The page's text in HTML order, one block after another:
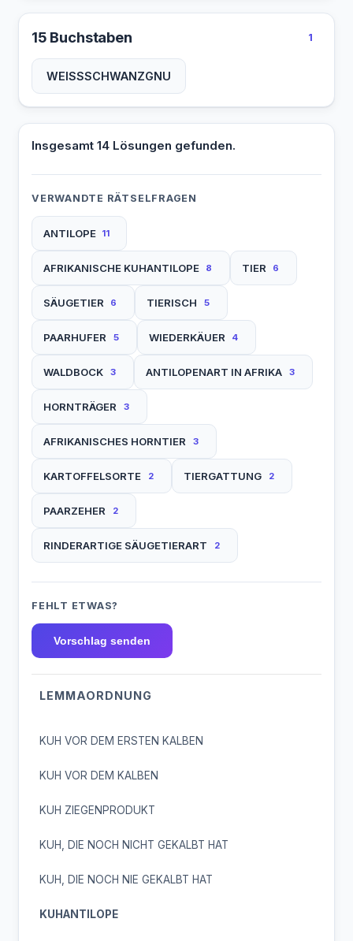
15 Buchstaben 1
WEISSSCHWANZGNU
Insgesamt 14 Lösungen gefunden.
VERWANDTE RÄTSELFRAGEN
ANTILOPE 11
AFRIKANISCHE KUHANTILOPE 8 TIER 6
SÄUGETIER 6 TIERISCH 5
PAARHUFER 5 WIEDERKÄUER 4
WALDBOCK 3 ANTILOPENART IN AFRIKA 3
HORNTRÄGER 3
AFRIKANISCHES HORNTIER 3
KARTOFFELSORTE 2 TIERGATTUNG 2
PAARZEHER 2
RINDERARTIGE SÄUGETIERART 2
FEHLT ETWAS?
Vorschlag senden
LEMMAORDNUNG
KUH VOR DEM ERSTEN KALBEN
KUH VOR DEM KALBEN
KUH ZIEGENPRODUKT
KUH, DIE NOCH NICHT GEKALBT HAT
KUH, DIE NOCH NIE GEKALBT HAT
KUHANTILOPE